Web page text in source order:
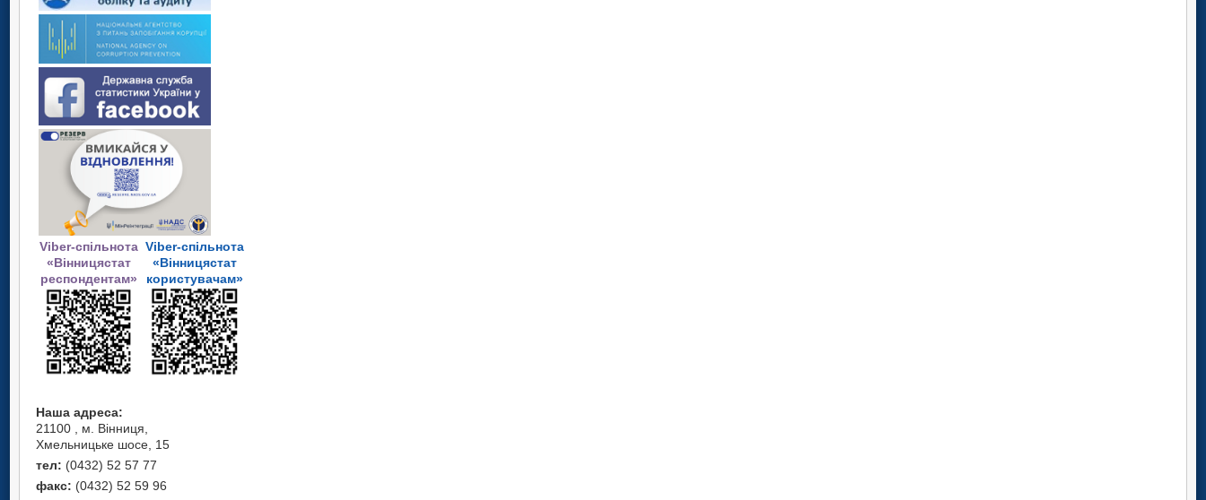
Viber-спільнота
«Вінницястат
респондентам»
Viber-спільнота
«Вінницястат
користувачам»
Наша адреса:
21100 , м. Вінниця,
Хмельницьке шосе, 15
тел: (0432) 52 57 77
факс: (0432) 52 59 96